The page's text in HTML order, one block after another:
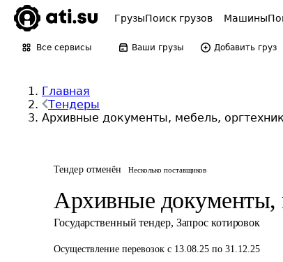
ГрузыПоиск грузов Машины
Все сервисы Ваши грузы Добавить груз
Главная
Тендеры
Архивные документы, мебель,
Тендер отменён Несколько поставщиков
Архивные документы,
Государственный тендер, Запрос котировок
Осуществление перевозок с 13.08.25 по 31.12.25